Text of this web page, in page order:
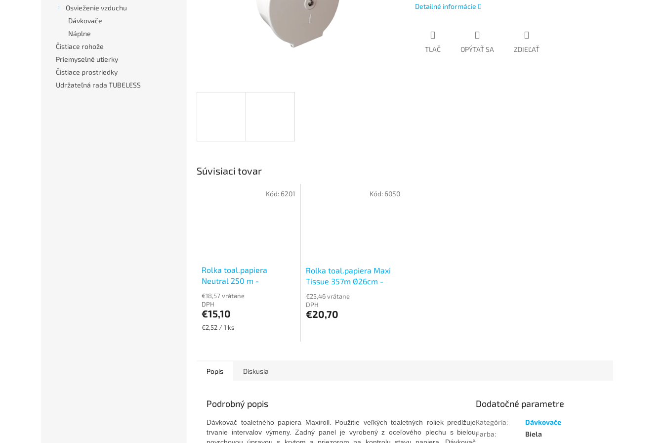
Osvieženie vzduchu
Dávkovače
Náplne
Čistiace rohože
Priemyselné utierky
Čistiace prostriedky
Udržateľná rada TUBELESS
Detailné informácie
TLAČ OPÝTAŤ SA ZDIEĽAŤ
Súvisiaci tovar
Rolka toal.papiera
Neutral 250 m -
dvojvrstvová (balenie
6ks)
€18,57 vrátane
DPH
€15,10
Jednotková
€2,52 / 1 ks
Kód: 6201
Rolka toal.papiera Maxi
Tissue 357m Ø26cm -
dvojvrstvová (balenie 6ks)
€25,46 vrátane
DPH
€20,70
Kód: 6050
Popis Diskusia
Podrobný popis
Dávkovač toaletného papiera Maxiroll. Použitie veľkých toaletných roliek predlžuje
trvanie intervalov výmeny. Zadný panel je vyrobený z oceľového plechu s bielou
Dodatočné parametre
Kategória:
Dávkovače
Farba:
Biela